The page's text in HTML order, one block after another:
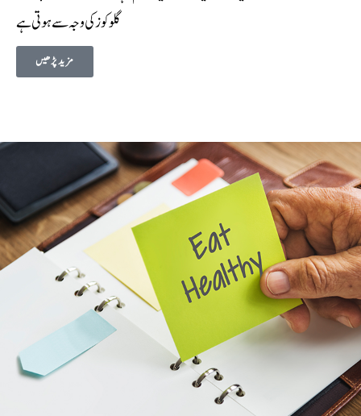
گلوکوز کی وجہ سے ہوتی ہے
مزید پڑھیں